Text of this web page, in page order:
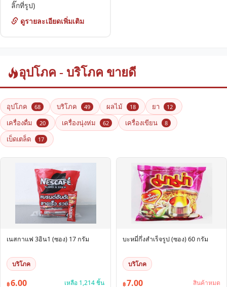
ลิ๊กที่รูป)
ดูรายละเอียดเพิ่มเติม
อุปโภค - บริโภค ขายดี
อุปโภค 68 บริโภค 49 ผลไม้ 18 ยา 12
เครื่องดื่ม 20 เครื่องนุ่งห่ม 62 เครื่องเขียน 8
เบ็ดเตล็ด 17
เนสกาแฟ 3อิน1 (ซอง) 17 กรัม
บริโภค
฿6.00 เหลือ 1,214 ชิ้น
บะหมี่กึ่งสำเร็จรูป (ซอง) 60 กรัม
บริโภค
฿7.00 สินค้าหมด